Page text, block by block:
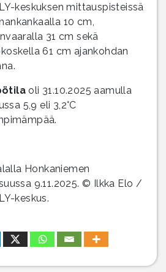
keskuksen mittauspisteissä
10 cm,
31 cm sekä
61 cm ajankohdan
oli 31.10.2025 aamulla
5,9 eli 3,2°C
Honkaniemen
9.11.2025. © Ilkka Elo /
keskus.